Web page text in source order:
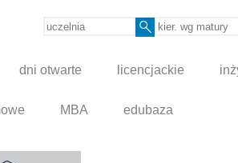
dni otwarte licencjackie
MBA edubaza